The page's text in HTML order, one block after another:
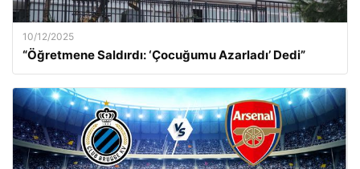
10/12/2025
“Öğretmene Saldırdı: ‘Çocuğumu Azarladı’ Dedi”